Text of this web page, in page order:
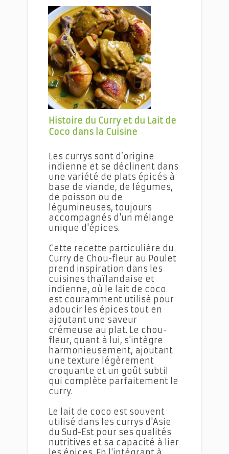
Le Curry de Chou-fleur au Poulet
Histoire du Curry et du Lait de
Coco dans la Cuisine
Les currys sont d’origine
indienne et se déclinent dans
une variété de plats épicés à
base de viande, de légumes,
de poisson ou de
légumineuses, toujours
accompagnés d'un mélange
unique d'épices.
Cette recette particulière du
Curry de Chou-fleur au Poulet
prend inspiration dans les
cuisines thaïlandaise et
indienne, où le lait de coco
est couramment utilisé pour
adoucir les épices tout en
ajoutant une saveur
crémeuse au plat. Le chou-
fleur, quant à lui, s'intègre
harmonieusement, ajoutant
une texture légèrement
croquante et un goût subtil
qui complète parfaitement le
curry.
Le lait de coco est souvent
utilisé dans les currys d'Asie
du Sud-Est pour ses qualités
nutritives et sa capacité à lier